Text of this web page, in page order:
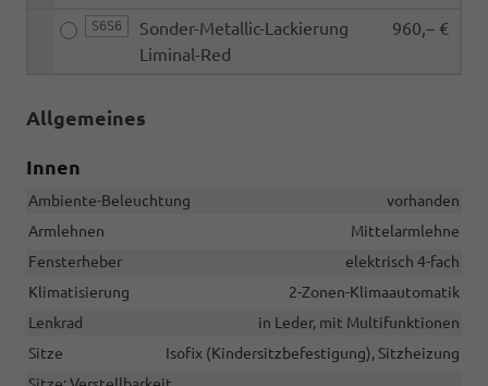
S6S6
Sonder-Metallic-Lackierung
Liminal-Red
960,– €
Allgemeines
Innen
Ambiente-Beleuchtung
vorhanden
Armlehnen
Mittelarmlehne
Fensterheber
elektrisch 4-fach
Klimatisierung
2-Zonen-Klimaautomatik
Lenkrad
in Leder, mit Multifunktionen
Sitze
Isofix (Kindersitzbefestigung), Sitzheizung